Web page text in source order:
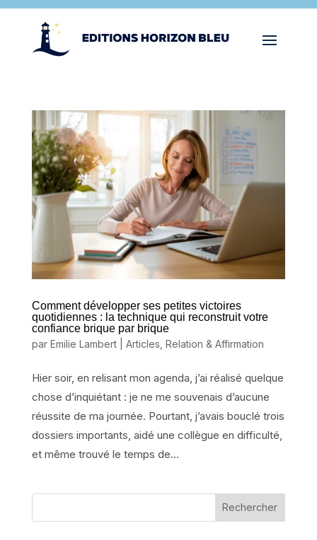
Comment développer ses petites victoires
quotidiennes : la technique qui reconstruit votre
confiance brique par brique
par Emilie Lambert| Articles Relation & Affirmation
Hier soir, en relisant mon agenda, j’ai réalisé quelque
chose d’inquiétant : je ne me souvenais d’aucune
réussite de ma journée. Pourtant, j’avais bouclé trois
dossiers importants, aidé une collègue en difficulté,
et même trouvé le temps de...
Rechercher